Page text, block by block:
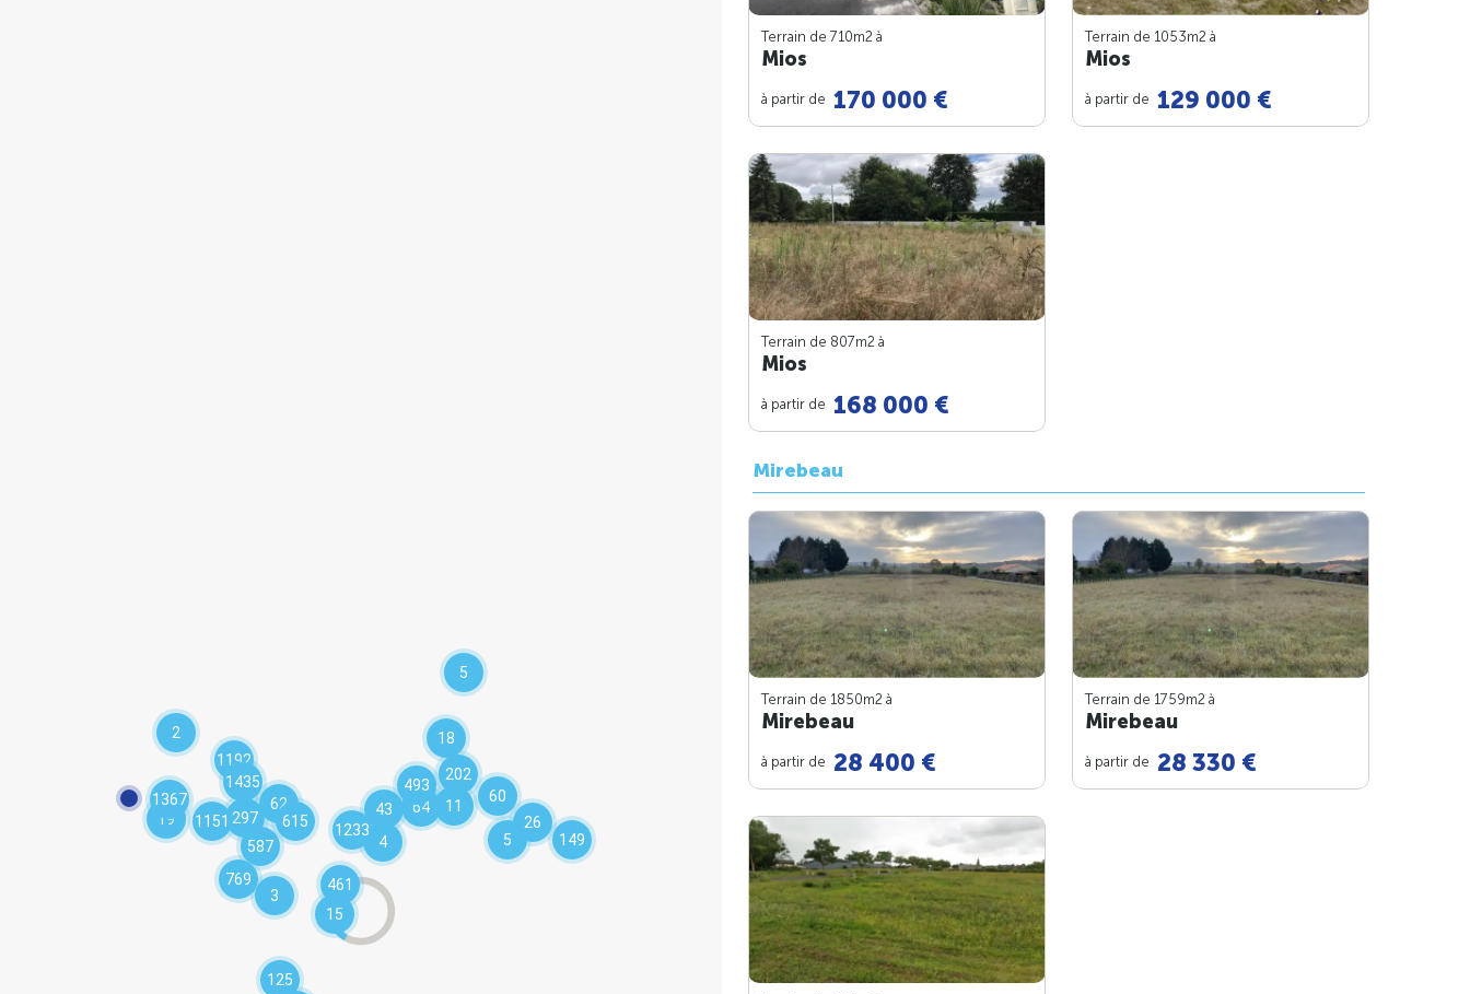
149
26
5
60
202
1192
1367
2
1435
1151
19
493
5
1233
4
461
43 64 11
18
125
615
587
15
297
769
62
3
Terrain de 710m2 à
Mios
à partir de 170 000 €
Terrain de 1053m2 à
Mios
à partir de 129 000 €
Terrain de 807m2 à
Mios
à partir de 168 000 €
Mirebeau
Terrain de 1850m2 à
Mirebeau
à partir de 28 400 €
Terrain de 1759m2 à
Mirebeau
à partir de 28 330 €